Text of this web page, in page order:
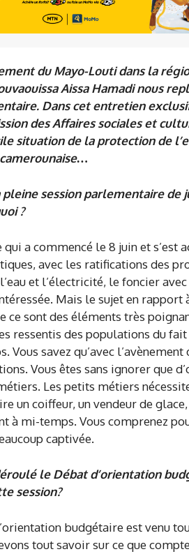
du Mayo-Louti dans la
Aissa Hamadi nous
Dans cet entretien
des Affaires sociales et
situation de la protection de
pleine session parlementaire de
?
a commencé le 8 juin et s’est
avec les ratifications des
et l’électricité, le foncier
Mais le sujet en rapport
ce sont des éléments très
ressentis des populations du
Vous savez qu’avec
Vous êtes sans ignorer que
Les petits métiers
un coiffeur, un vendeur de
à mi-temps. Vous comprenez
captivée.
le Débat d’orientation
session?
budgétaire est venu
tout savoir sur ce que